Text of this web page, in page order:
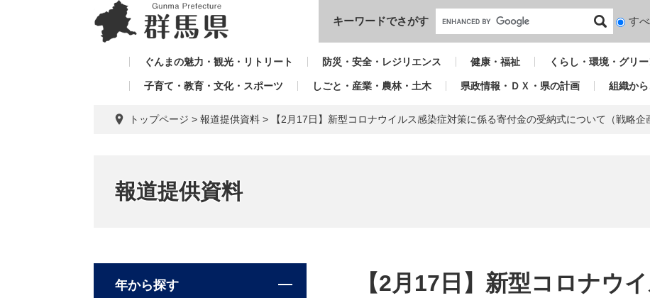
本文へ
キーワードでさがす
検
対
す
ぐんまの魅力・観光・リトリート 防災・安全・レジリエンス 健康・福祉 くらし・環境・グリ
子育て・教育・文化・スポーツ しごと・産業・農林・土木 県政情報・ＤＸ・県の計画 組織か
トップページ > 報道提供資料 > 【2月17日】新型コロナウイルス感染症対策に係る寄付金の受納式について（戦略企
報道提供資料
【2月17日】新型コロナウ
年から探す